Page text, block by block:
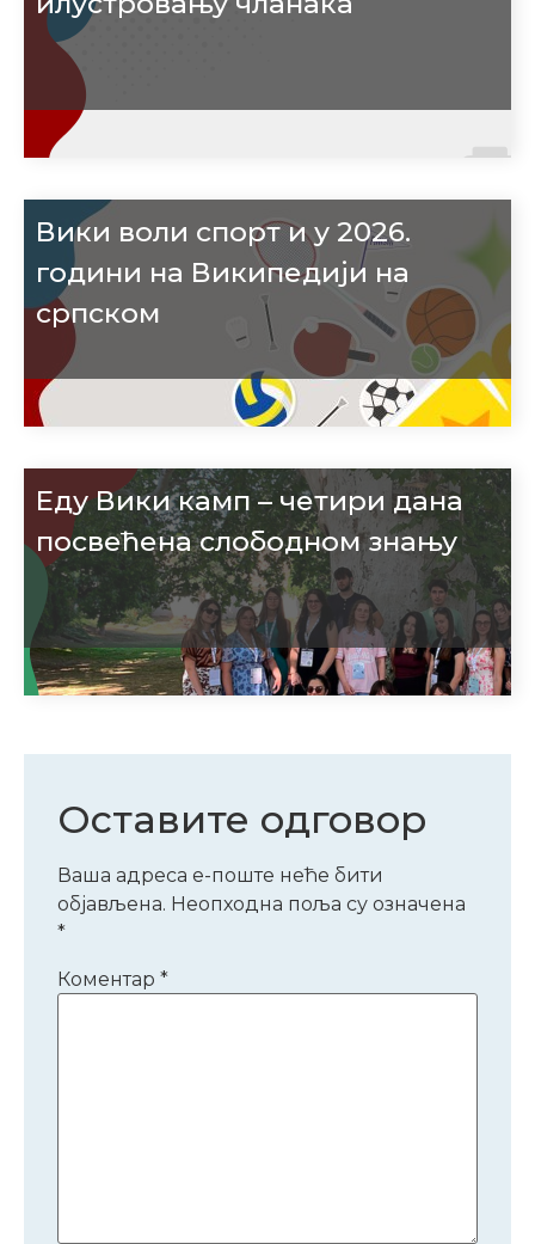
Вики воли спорт и у 2026.
години на Википедији на
српском
Еду Вики камп – четири дана
посвећена слободном знању
Оставите одговор
Ваша адреса е-поште неће бити
објављена. Неопходна поља су означена
*
Коментар *